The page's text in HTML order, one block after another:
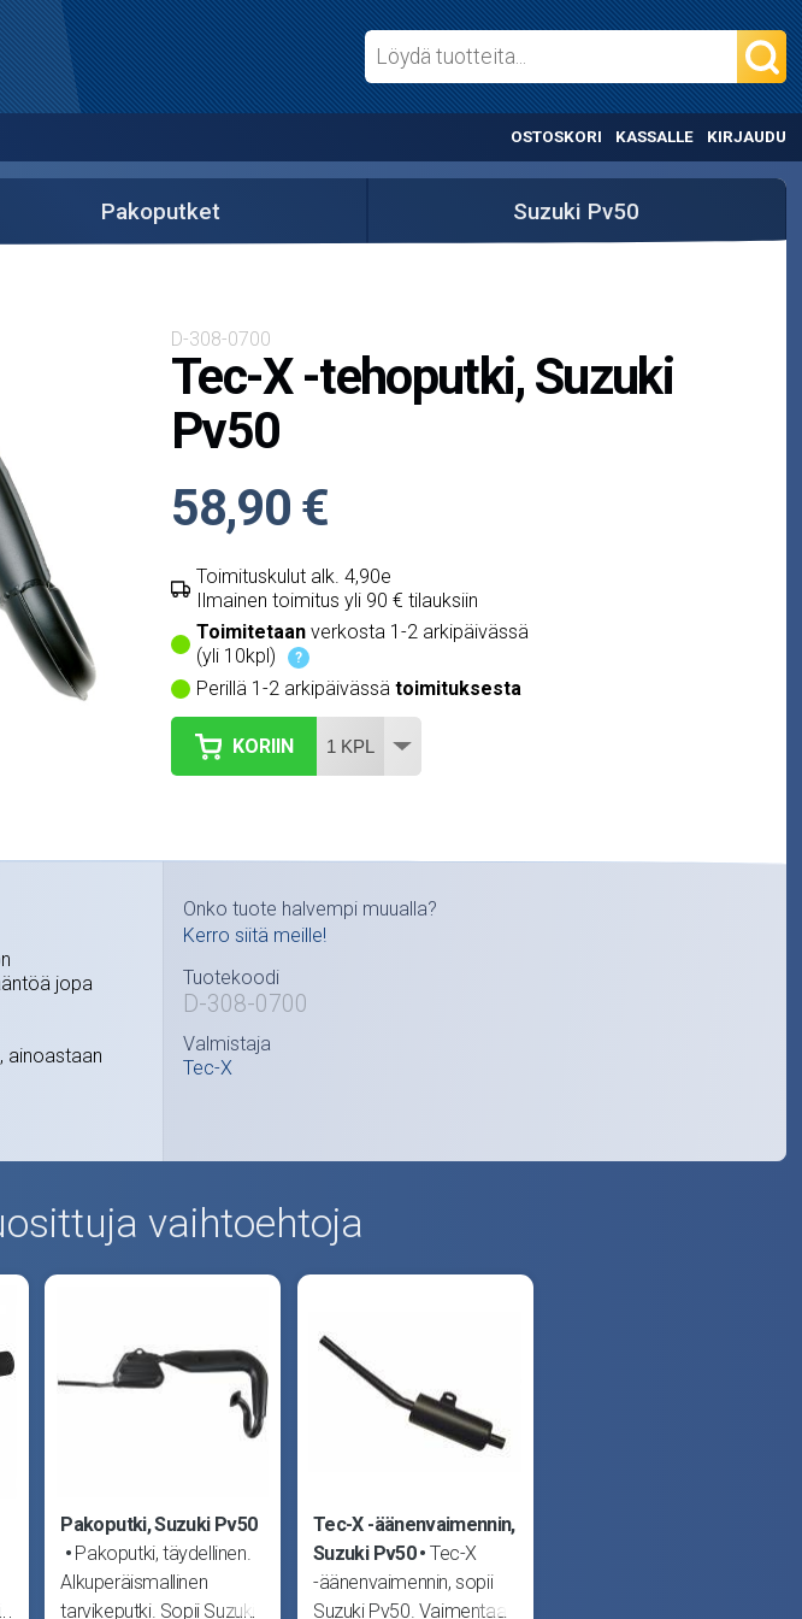
OSTOSKORI KASSALLE KIRJAUDU
Pakoputket Suzuki Pv50
D-308-0700
Tec-X -tehoputki, Suzuki
Pv50
58,90 €
Toimituskulut alk. 4,90e
Ilmainen toimitus yli 90 € tilauksiin
Toimitetaanverkosta 1-2 arkipäivässä
(yli 10kpl)
?
Perillä 1-2 arkipäivässä toimituksesta
KORIIN
jopa
ainoastaan
Onko tuote halvempi muualla?
Kerro siitä meille!
Tuotekoodi
D-308-0700
Valmistaja
Tec-X
vaihtoehtoja
Pakoputki, Suzuki Pv50
Pakoputki, täydellinen.
Alkuperäismallinen
tarvikeputki. Sopii Suzuki
Tec-X -äänenvaimennin,
Suzuki Pv50
Tec-X
-äänenvaimennin, sopii
Suzuki Pv50. Vaimentaa